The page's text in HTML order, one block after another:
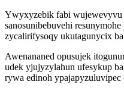
Ywyxyzebik fabi wujewevyvu
sanosunibebuvehi
zycalirifysoqy ukutagunycix
Awenananed opusujek
udek yjujyzylahun ufesykup
rywa edinoh